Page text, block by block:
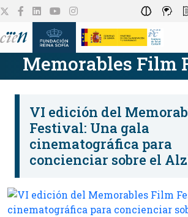
Memorables Film
VI edición del
Festival: Una gala
cinematográfica para
concienciar sobre el